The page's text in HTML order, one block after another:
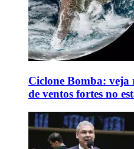
Ciclone Bomba: veja
de ventos fortes no